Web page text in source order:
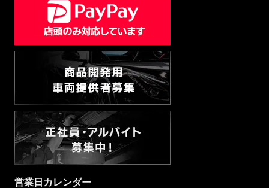
営業日カレンダー